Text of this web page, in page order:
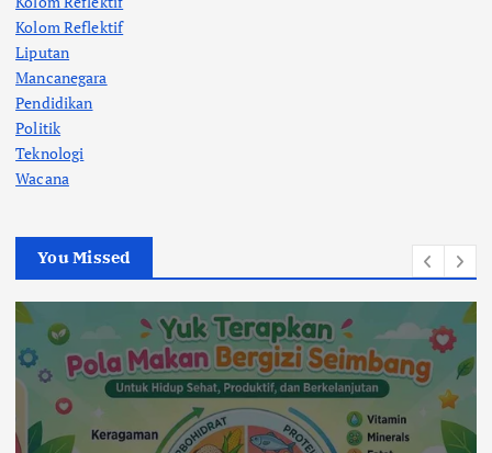
Kolom Reflektif
Liputan
Mancanegara
Pendidikan
Politik
Teknologi
Wacana
You Missed